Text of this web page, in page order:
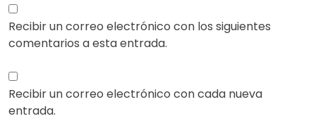
Recibir un correo electrónico con los siguientes
comentarios a esta entrada.
Recibir un correo electrónico con cada nueva
entrada.